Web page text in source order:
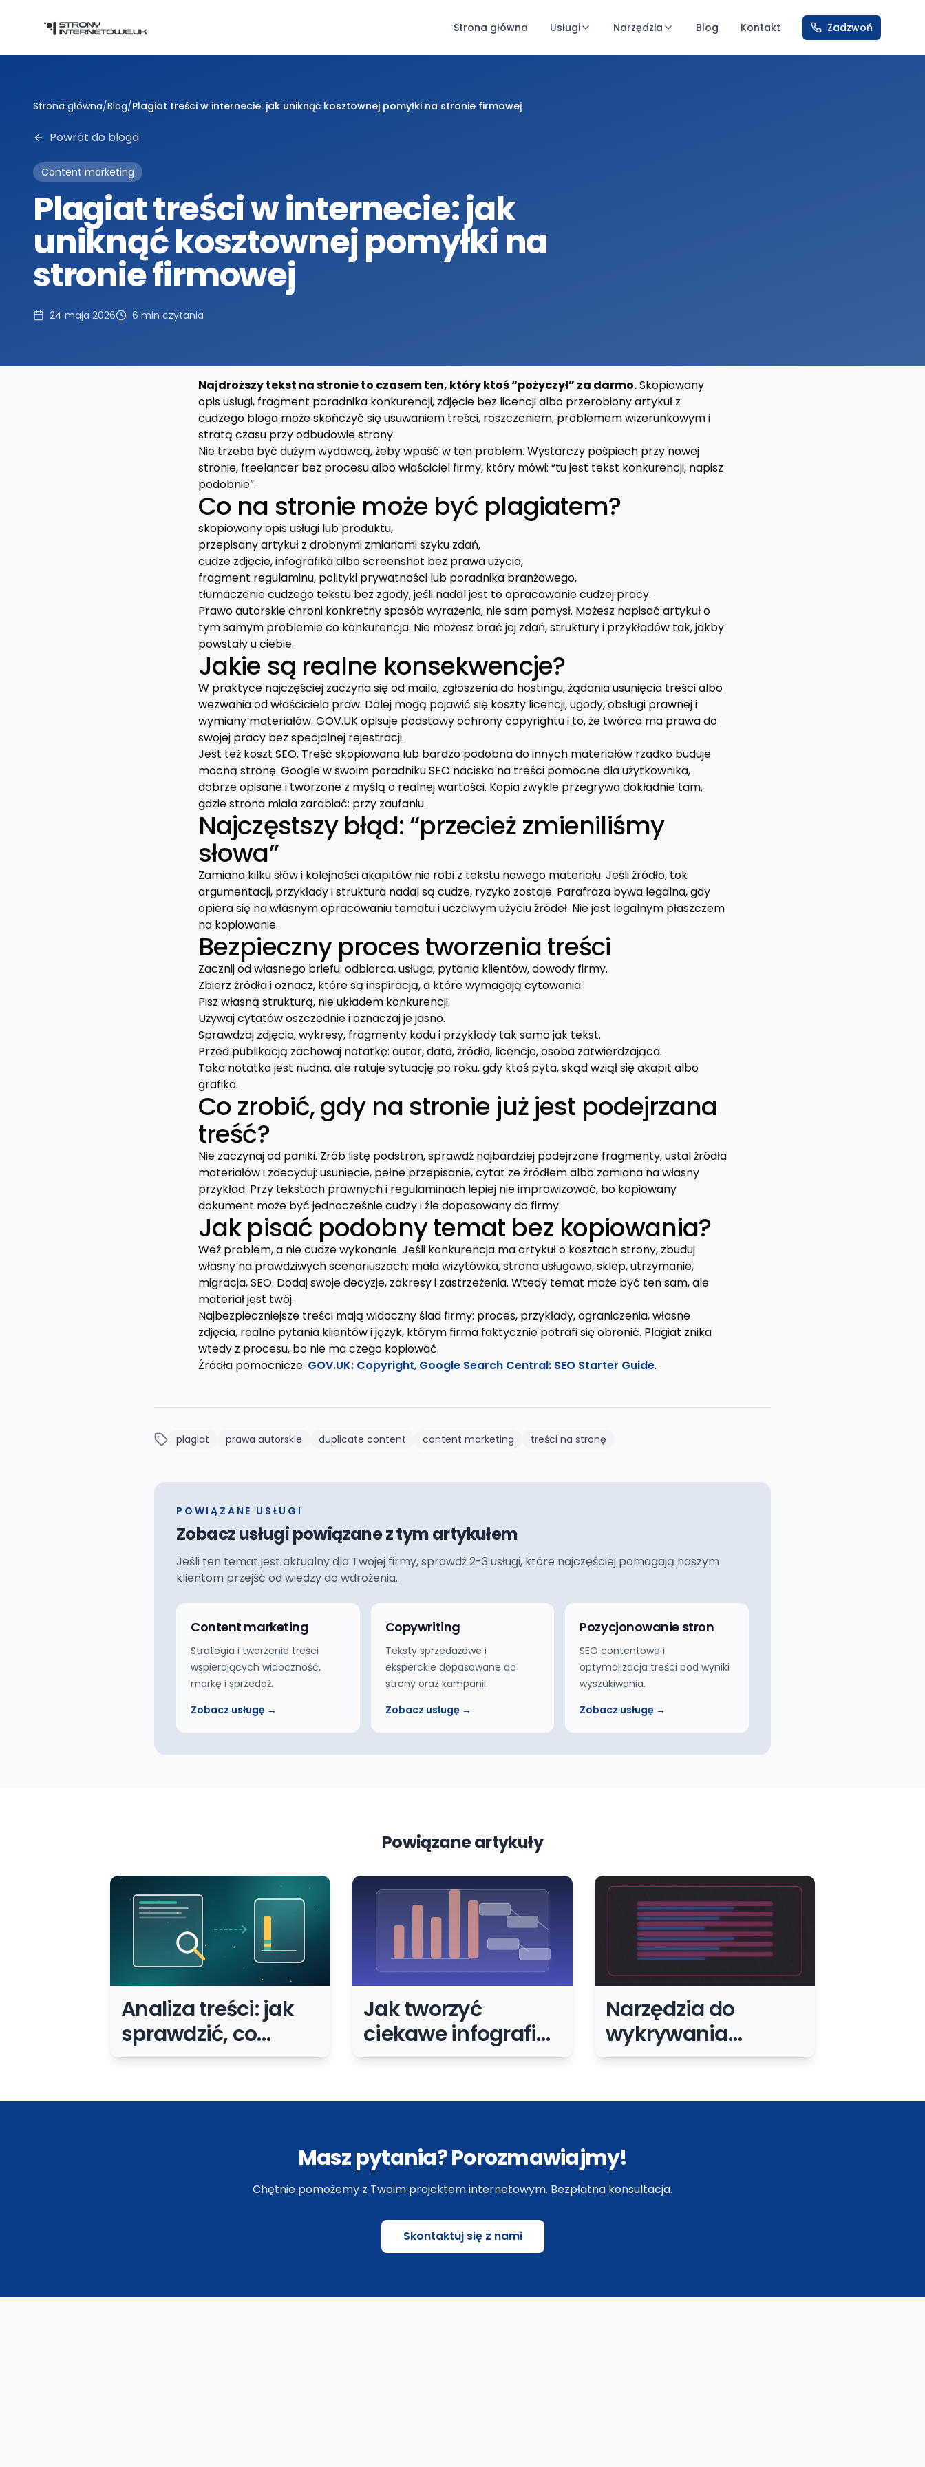
Strona główna Usługi Narzędzia Blog Kontakt Zadzwoń
Strona główna/Blog/Plagiat treści w internecie: jak uniknąć kosztownej pomyłki na stronie firmowej
Powrót do bloga
Content marketing
Plagiat treści w internecie: jak
uniknąć kosztownej pomyłki na
stronie firmowej
24 maja 2026 6 min czytania
Najdroższy tekst na stronie to czasem ten, który ktoś “pożyczył” za darmo.Skopiowany
opis usługi, fragment poradnika konkurencji, zdjęcie bez licencji albo przerobiony artykuł z
cudzego bloga może skończyć się usuwaniem treści, roszczeniem, problemem wizerunkowym i
stratą czasu przy odbudowie strony.
Nie trzeba być dużym wydawcą, żeby wpaść w ten problem. Wystarczy pośpiech przy nowej
stronie, freelancer bez procesu albo właściciel firmy, który mówi: “tu jest tekst konkurencji, napisz
podobnie”.
Co na stronie może być plagiatem?
skopiowany opis usługi lub produktu,
przepisany artykuł z drobnymi zmianami szyku zdań,
cudze zdjęcie, infografika albo screenshot bez prawa użycia,
fragment regulaminu, polityki prywatności lub poradnika branżowego,
tłumaczenie cudzego tekstu bez zgody, jeśli nadal jest to opracowanie cudzej pracy.
Prawo autorskie chroni konkretny sposób wyrażenia, nie sam pomysł. Możesz napisać artykuł o
tym samym problemie co konkurencja. Nie możesz brać jej zdań, struktury i przykładów tak, jakby
powstały u ciebie.
Jakie są realne konsekwencje?
W praktyce najczęściej zaczyna się od maila, zgłoszenia do hostingu, żądania usunięcia treści albo
wezwania od właściciela praw. Dalej mogą pojawić się koszty licencji, ugody, obsługi prawnej i
wymiany materiałów. GOV.UK opisuje podstawy ochrony copyrightu i to, że twórca ma prawa do
swojej pracy bez specjalnej rejestracji.
Jest też koszt SEO. Treść skopiowana lub bardzo podobna do innych materiałów rzadko buduje
mocną stronę. Google w swoim poradniku SEO naciska na treści pomocne dla użytkownika,
dobrze opisane i tworzone z myślą o realnej wartości. Kopia zwykle przegrywa dokładnie tam,
gdzie strona miała zarabiać: przy zaufaniu.
Najczęstszy błąd: “przecież zmieniliśmy
słowa”
Zamiana kilku słów i kolejności akapitów nie robi z tekstu nowego materiału. Jeśli źródło, tok
argumentacji, przykłady i struktura nadal są cudze, ryzyko zostaje. Parafraza bywa legalna, gdy
opiera się na własnym opracowaniu tematu i uczciwym użyciu źródeł. Nie jest legalnym płaszczem
na kopiowanie.
Bezpieczny proces tworzenia treści
Zacznij od własnego briefu: odbiorca, usługa, pytania klientów, dowody firmy.
Zbierz źródła i oznacz, które są inspiracją, a które wymagają cytowania.
Pisz własną strukturą, nie układem konkurencji.
Używaj cytatów oszczędnie i oznaczaj je jasno.
Sprawdzaj zdjęcia, wykresy, fragmenty kodu i przykłady tak samo jak tekst.
Przed publikacją zachowaj notatkę: autor, data, źródła, licencje, osoba zatwierdzająca.
Taka notatka jest nudna, ale ratuje sytuację po roku, gdy ktoś pyta, skąd wziął się akapit albo
grafika.
Co zrobić, gdy na stronie już jest podejrzana
treść?
Nie zaczynaj od paniki. Zrób listę podstron, sprawdź najbardziej podejrzane fragmenty, ustal źródła
materiałów i zdecyduj: usunięcie, pełne przepisanie, cytat ze źródłem albo zamiana na własny
przykład. Przy tekstach prawnych i regulaminach lepiej nie improwizować, bo kopiowany
dokument może być jednocześnie cudzy i źle dopasowany do firmy.
Jak pisać podobny temat bez kopiowania?
Weź problem, a nie cudze wykonanie. Jeśli konkurencja ma artykuł o kosztach strony, zbuduj
własny na prawdziwych scenariuszach: mała wizytówka, strona usługowa, sklep, utrzymanie,
migracja, SEO. Dodaj swoje decyzje, zakresy i zastrzeżenia. Wtedy temat może być ten sam, ale
materiał jest twój.
Najbezpieczniejsze treści mają widoczny ślad firmy: proces, przykłady, ograniczenia, własne
zdjęcia, realne pytania klientów i język, którym firma faktycznie potrafi się obronić. Plagiat znika
wtedy z procesu, bo nie ma czego kopiować.
Źródła pomocnicze: GOV.UK: Copyright, Google Search Central: SEO Starter Guide.
plagiat prawa autorskie duplicate content content marketing treści na stronę
POWIĄZANE USŁUGI
Zobacz usługi powiązane z tym artykułem
Jeśli ten temat jest aktualny dla Twojej firmy, sprawdź 2-3 usługi, które najczęściej pomagają naszym
klientom przejść od wiedzy do wdrożenia.
Content marketing
Strategia i tworzenie treści
wspierających widoczność,
markę i sprzedaż.
Zobacz usługę →
Copywriting
Teksty sprzedażowe i
eksperckie dopasowane do
strony oraz kampanii.
Zobacz usługę →
Pozycjonowanie stron
SEO contentowe i
optymalizacja treści pod wyniki
wyszukiwania.
Zobacz usługę →
Powiązane artykuły
Analiza treści: jak
sprawdzić, co
poprawić, połączyć
Jak tworzyć
ciekawe infografiki
i wizualizacje
firmowej
Narzędzia do
wykrywania
duplikatów treści:
i nie panikować bez
Masz pytania? Porozmawiajmy!
Chętnie pomożemy z Twoim projektem internetowym. Bezpłatna konsultacja.
Skontaktuj się z nami